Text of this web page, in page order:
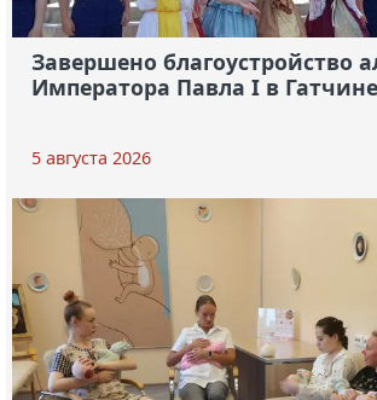
Завершено благоустройство
Императора Павла I в Гатчине
5 августа 2026